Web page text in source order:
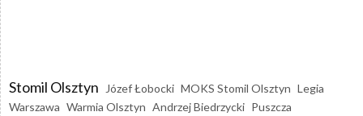
Stomil Olsztyn Józef Łobocki MOKS Stomil Olsztyn Legia
Warszawa Warmia Olsztyn Andrzej Biedrzycki Puszcza